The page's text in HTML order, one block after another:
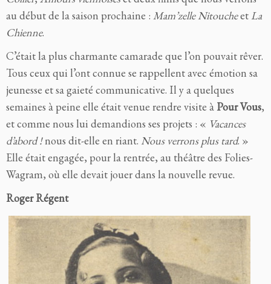
au début de la saison prochaine : Mam’zelle NitoucheetLa
Chienne.
C’était la plus charmante camarade que l’on pouvait rêver.
Tous ceux qui l’ont connue se rappellent avec émotion sa
jeunesse et sa gaieté communicative. Il y a quelques
semaines à peine elle était venue rendre visite à Pour Vous,
et comme nous lui demandions ses projets : « Vacances
d’abord !nous dit-elle en riant. Nous verrons plus tard. »
Elle était engagée, pour la rentrée, au théâtre des Folies-
Wagram, où elle devait jouer dans la nouvelle revue.
Roger Régent